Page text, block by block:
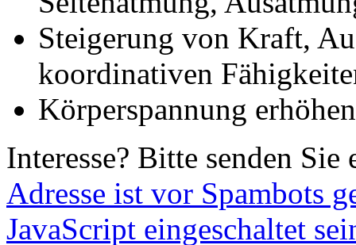
Steigerung von Kraft,
koordinativen
Körperspannung
Interesse? Bitte senden
Adresse ist vor Spambots
JavaScript eingeschaltet